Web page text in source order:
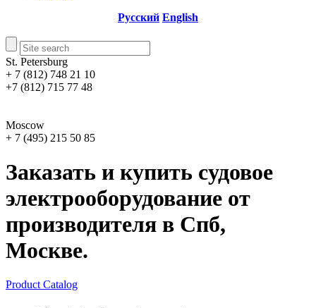
Русский English
St. Petersburg
+ 7 (812) 748 21 10
+7 (812) 715 77 48
Moscow
+ 7 (495) 215 50 85
Заказать и купить судовое
электрооборудование от
производителя в Спб,
Москве.
Product Catalog